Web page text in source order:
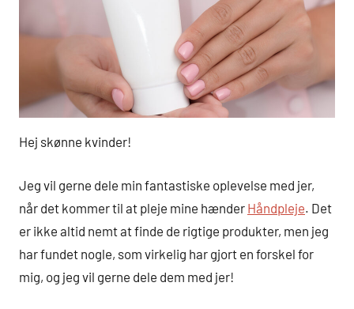
Hej skønne kvinder!
Jeg vil gerne dele min fantastiske oplevelse med jer,
når det kommer til at pleje mine hænder Håndpleje. Det
er ikke altid nemt at finde de rigtige produkter, men jeg
har fundet nogle, som virkelig har gjort en forskel for
mig, og jeg vil gerne dele dem med jer!